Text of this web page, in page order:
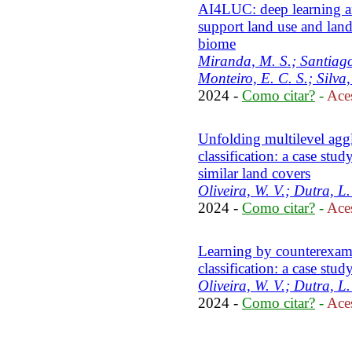
AI4LUC: deep learning
support land use and
biome
Miranda, M. S.;
Monteiro, E. C. S.;
2024 - Como citar? -
Unfolding multilevel
classification: a case
similar land covers
Oliveira, W. V.; Dutra,
2024 - Como citar? -
Learning by
classification: a case
Oliveira, W. V.; Dutra,
2024 - Como citar? -